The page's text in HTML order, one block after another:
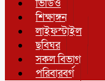
ভিডিও
শিক্ষাঙ্গন
লাইফস্টাইল
ছবিঘর
সকল বিভাগ
পরিবারবর্গ